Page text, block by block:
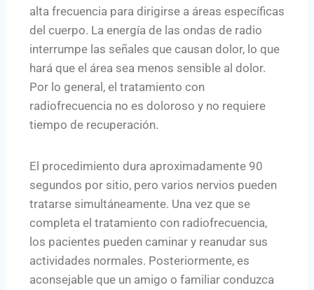
alta frecuencia para dirigirse a áreas específicas
del cuerpo. La energía de las ondas de radio
interrumpe las señales que causan dolor, lo que
hará que el área sea menos sensible al dolor.
Por lo general, el tratamiento con
radiofrecuencia no es doloroso y no requiere
tiempo de recuperación.
El procedimiento dura aproximadamente 90
segundos por sitio, pero varios nervios pueden
tratarse simultáneamente. Una vez que se
completa el tratamiento con radiofrecuencia,
los pacientes pueden caminar y reanudar sus
actividades normales. Posteriormente, es
aconsejable que un amigo o familiar conduzca